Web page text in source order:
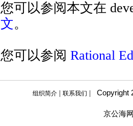
您可以参阅本文在
文。
您可以参阅 Rational
组织简介 | 联系我们 | Copyright
京公海